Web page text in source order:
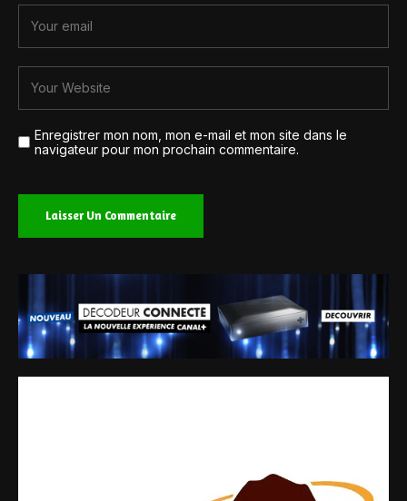
Enregistrer mon nom, mon e-mail et mon site dans le
navigateur pour mon prochain commentaire.